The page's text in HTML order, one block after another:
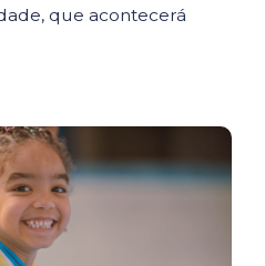
que acontecerá